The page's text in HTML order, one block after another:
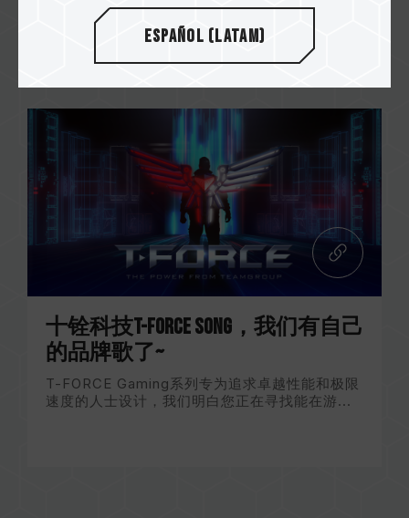
本视频除展示十铨科技成立至今25周年所累积的
丰厚卓越研发制造能力，同时亦精彩呈现十铨...
十铨科技T-FORCE SONG，我们有自己
的品牌歌了~
T-FORCE Gaming系列专为追求卓越性能和极限
速度的人士设计，我们明白您正在寻找能在游...
Español (Latam)